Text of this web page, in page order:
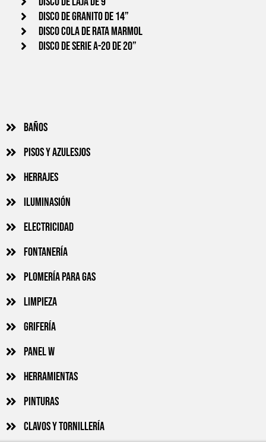
Disco de granito de 14”
Disco cola de rata Marmol
Disco de serie A-20 de 20”
Baños
Pisos y azulesjos
Herrajes
Iluminasión
Electricidad
Fontanería
Plomería para gas
Limpieza
Grifería
Panel w
Herramientas
Pinturas
Clavos y tornillería